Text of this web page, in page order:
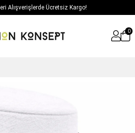
Alışverişlerde Ücretsiz Kargo!
0